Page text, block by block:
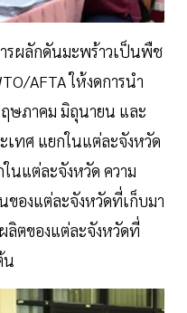
รผลักดันมะพร้าวเป็นพืช
AFTA ให้งดการนำ
ษภาคม มิถุนายน และ
ทศ แยกในแต่ละจังหวัด
นแต่ละจังหวัด ความ
ของแต่ละจังหวัดที่เก็บมา
ลิตของแต่ละจังหวัดที่
น